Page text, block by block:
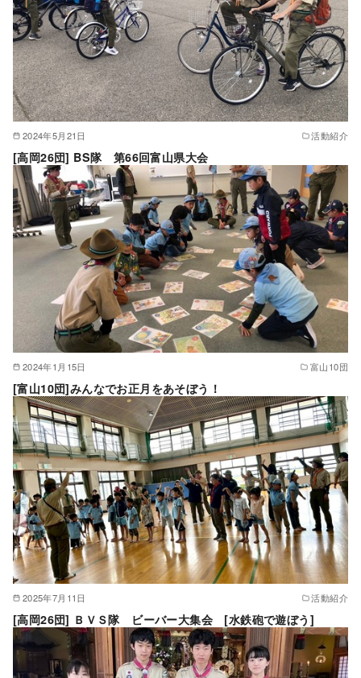
2024年5月21日 活動紹介
[高岡26団] BS隊 第66回富山県大会
2024年1月15日 富山10団
[富山10団]みんなでお正月をあそぼう！
2025年7月11日 活動紹介
[高岡26団] ＢＶＳ隊 ビーバー大集会 [水鉄砲で遊ぼう]